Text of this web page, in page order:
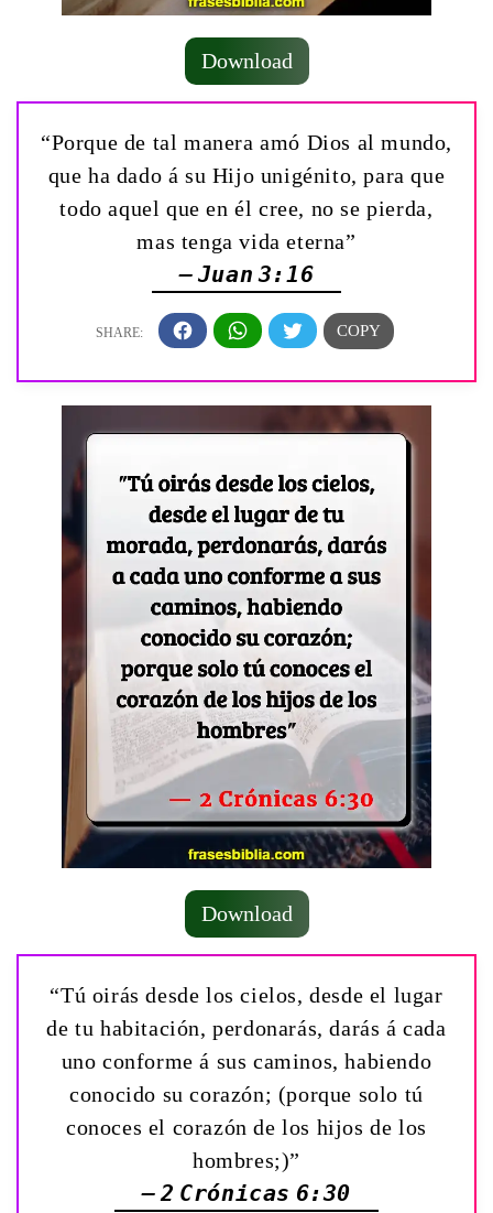
Download
“Porque de tal manera amó Dios al mundo,
que ha dado á su Hijo unigénito, para que
todo aquel que en él cree, no se pierda,
mas tenga vida eterna”
— Juan 3:16
Download
“Tú oirás desde los cielos, desde el lugar
de tu habitación, perdonarás, darás á cada
uno conforme á sus caminos, habiendo
conocido su corazón; (porque solo tú
conoces el corazón de los hijos de los
hombres;)”
— 2 Crónicas 6:30